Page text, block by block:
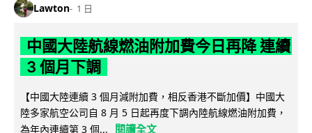
Lawton 1 日
中國大陸航線燃油附加費今日再降 連續
3 個月下調
【中國大陸連續 3 個月減附加費，相反香港不斷加價】中國大
陸多家航空公司自 8 月 5 日起再度下調內陸航線燃油附加費，
為年內連續第 3 個...
閱讀全文